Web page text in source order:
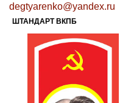
degtyarenko@yandex.ru
ШТАНДАРТ ВКПБ